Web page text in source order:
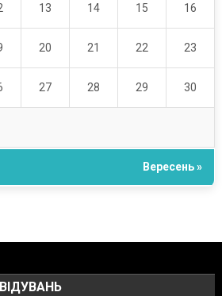
13 14 15 16
20 21 22 23
27 28 29 30
Вересень »